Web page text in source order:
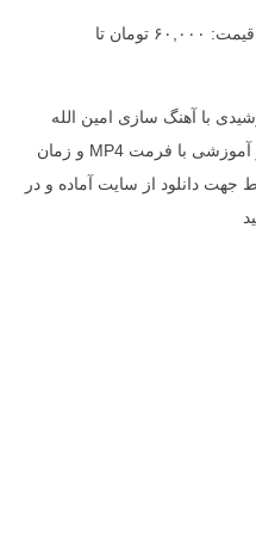
محدوده قیمت: ۶۰,۰۰۰ تومان تا
با آهنگ سازی امین الله
رشیدی و تنظیم النا یوسفی در یک ویدیو آموزشی با فرمت MP4 و زمان
متوسط جهت دانلود از سایت آماده و در